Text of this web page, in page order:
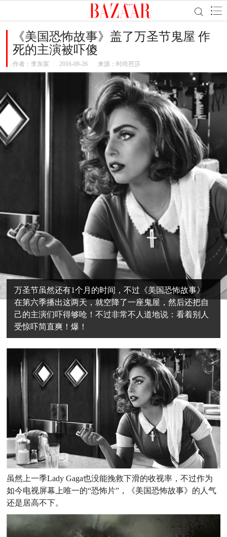
《美国恐怖故事》盖了万圣节鬼屋 作
死的主演被吓傻
作者： 李东宸 2016-09-26 来源：时尚芭莎
万圣节虽然还有1个月的时间，不过《美国恐怖故事》
在第六季播出这两天，就空降了一座鬼屋，然后还把自
己的主演们吓得够呛！不过非常不人道地说：看着别人
受惊吓简直爽！爆！
虽然上一季Lady Gaga也没能挽救下滑的收视率，不过作为
如今电视屏幕上唯一的“恐怖片”，《美国恐怖故事》的人气
还是居高不下。